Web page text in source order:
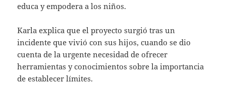
educa y empodera a los niños.
Karla explica que el proyecto surgió tras un
incidente que vivió con sus hijos, cuando se dio
cuenta de la urgente necesidad de ofrecer
herramientas y conocimientos sobre la importancia
de establecer límites.